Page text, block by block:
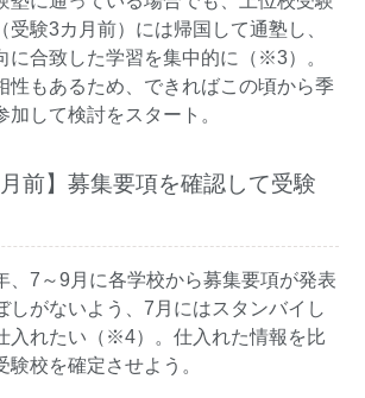
受験3カ月前）には帰国して通塾し、
に合致した学習を集中的に（※3）。
性もあるため、できればこの頃から季
加して検討をスタート。
月前】募集要項を確認して受験
、7～9月に各学校から募集要項が発表
しがないよう、7月にはスタンバイし
入れたい（※4）。仕入れた情報を比
験校を確定させよう。